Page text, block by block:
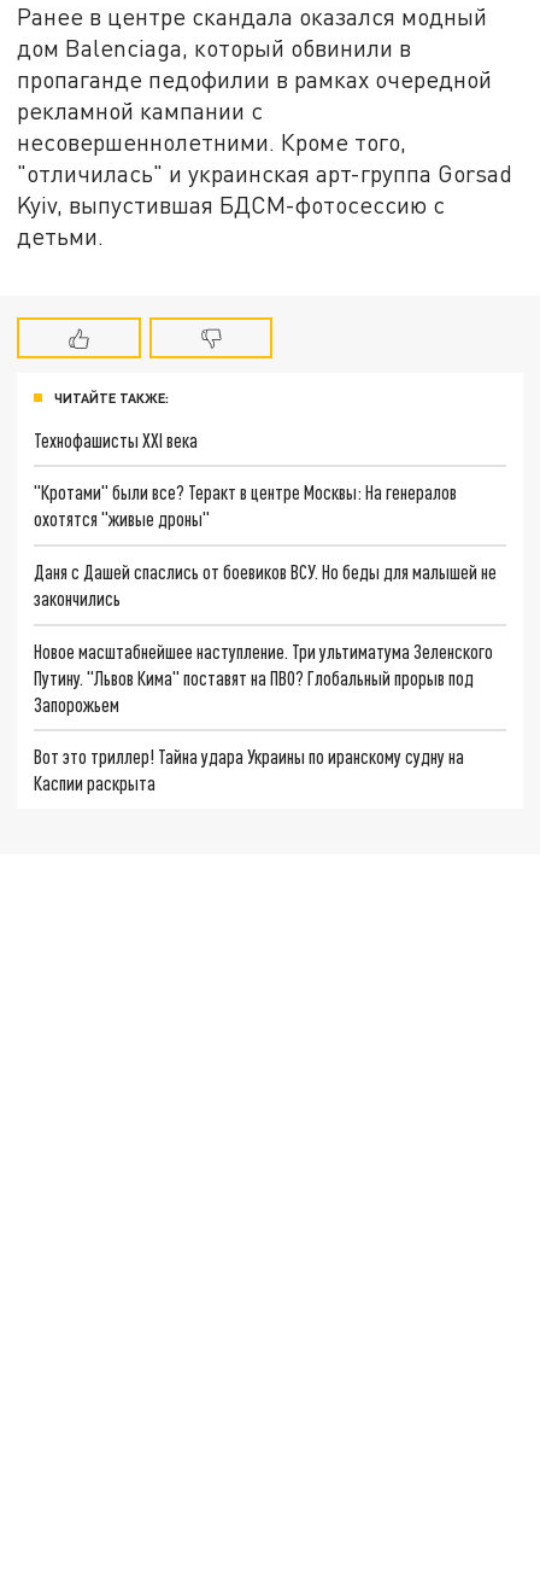
Ранее в центре скандала оказался модный
дом Balenciaga, который обвинили в
пропаганде педофилии в рамках очередной
рекламной кампании с
несовершеннолетними. Кроме того,
"отличилась" и украинская арт-группа Gorsad
Kyiv, выпустившая БДСМ-фотосессию с
детьми.
ЧИТАЙТЕ ТАКЖЕ:
Технофашисты XXI века
"Кротами" были все? Теракт в центре Москвы: На генералов
охотятся "живые дроны"
Даня с Дашей спаслись от боевиков ВСУ. Но беды для малышей не
закончились
Новое масштабнейшее наступление. Три ультиматума Зеленского
Путину. "Львов Кима" поставят на ПВО? Глобальный прорыв под
Запорожьем
Вот это триллер! Тайна удара Украины по иранскому судну на
Каспии раскрыта